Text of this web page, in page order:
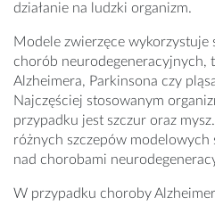
działanie na ludzki organizm.
Modele zwierzęce
chorób neurodegeneracyjnych,
Alzheimera, Parkinsona czy
Najczęściej stosowanym
przypadku jest szczur oraz
różnych szczepów
nad chorobami
W przypadku choroby